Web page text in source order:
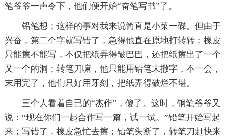
笔爷爷一声令下，他们便开始“奋笔写书”了。
铅笔想：这样的事对我来说简直是小菜一碟。但由于
兴奋，第二个字就写错了，急得他直在原地打转转；橡皮
只能擦不能写，不仅把纸弄得皱巴巴，还把纸擦出了一个
又一个的洞；转笔刀嘛，他只能用铅笔末撒字，不一会，
末用完了，他们只好用牙刻，把纸弄得破烂不堪。
三个人看着自已的“杰作”，傻了。这时，钢笔爷爷又
说：“现在你们一起合作写一篇，试一试。”铅笔开始写起
来；写错了，橡皮急忙去擦；铅笔头断了，转笔刀赶快来